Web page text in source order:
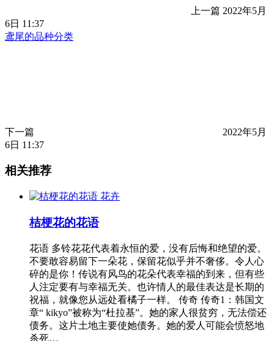
上一篇 2022年5月
6日 11:37
鸢尾的品种分类
下一篇
2022年5月
6日 11:37
相关推荐
花卉
桔梗花的花语
花语 多铃花花代表着永恒的爱，没有后悔和绝望的爱。
不要敢容易留下一朵花，保留花似乎并不奢侈。令人心
碎的是你！传说有风鸟的花朵代表幸福的到来，但有些
人注定要有与幸福无关。也许情人的最佳表达是长期的
祝福，就像您从远处看橘子一样。 传奇 传奇1：韩国文
章“ kikyo”被称为“杜拉基”。她的家人很贫穷，无法偿还
债务。这片土地主要使她债务。她的爱人可能会愤怒地
杀死…